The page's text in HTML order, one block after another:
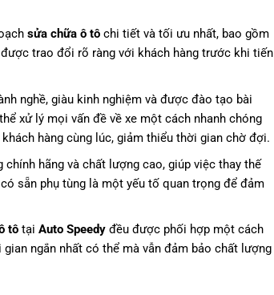
sửa chữa ô tôchi tiết và tối ưu nhất, bao gồm
trao đổi rõ ràng với khách hàng trước khi tiến
nghề, giàu kinh nghiệm và được đào tạo bài
xử lý mọi vấn đề về xe một cách nhanh chóng
hàng cùng lúc, giảm thiểu thời gian chờ đợi.
hãng và chất lượng cao, giúp việc thay thế
sẵn phụ tùng là một yếu tố quan trọng để đảm
tôtại Auto Speedyđều được phối hợp một cách
ngắn nhất có thể mà vẫn đảm bảo chất lượng